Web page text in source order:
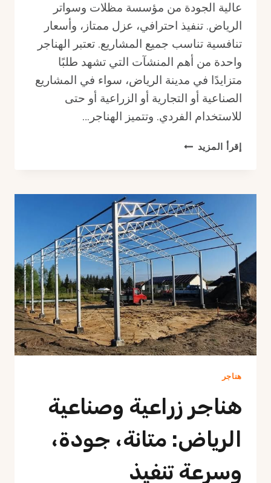
عالية الجودة من مؤسسة مظلات وسواتر
الرياض. تنفيذ احترافي، عزل ممتاز، وأسعار
تنافسية تناسب جميع المشاريع. تعتبر الهناجر
واحدة من أهم المنشآت التي تشهد طلبًا
متزايدًا في مدينة الرياض، سواء في المشاريع
الصناعية أو التجارية أو الزراعية أو حتى
للاستخدام الفردي. وتتميز الهناجر…
إقرأ المزيد هناجر
شينكو
|
هناجر
حديد
هناجر
هناجر زراعية وصناعية
الرياض: متانة، جودة،
وسرعة تنفيذ